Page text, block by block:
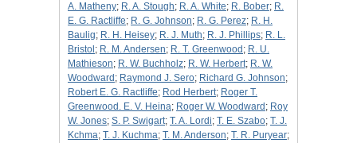
A. Matheny; R. A. Stough; R. A. White; R. Bober; R.
E. G. Ractliffe; R. G. Johnson; R. G. Perez; R. H.
Baulig; R. H. Heisey; R. J. Muth; R. J. Phillips; R. L.
Bristol ; R. M. Andersen; R. T. Greenwood ; R. U.
Mathieson; R. W. Buchholz; R. W. Herbert; R. W.
Woodward ; Raymond J. Sero; Richard G. Johnson;
Robert E. G. Ractliffe; Rod Herbert; Roger T.
Greenwood. E. V. Heina; Roger W. Woodward ; Roy
W. Jones; S. P. Swigart; T. A. Lordi; T. E. Szabo; T. J.
Kchma; T. J. Kuchma; T. M. Anderson; T. R. Puryear;